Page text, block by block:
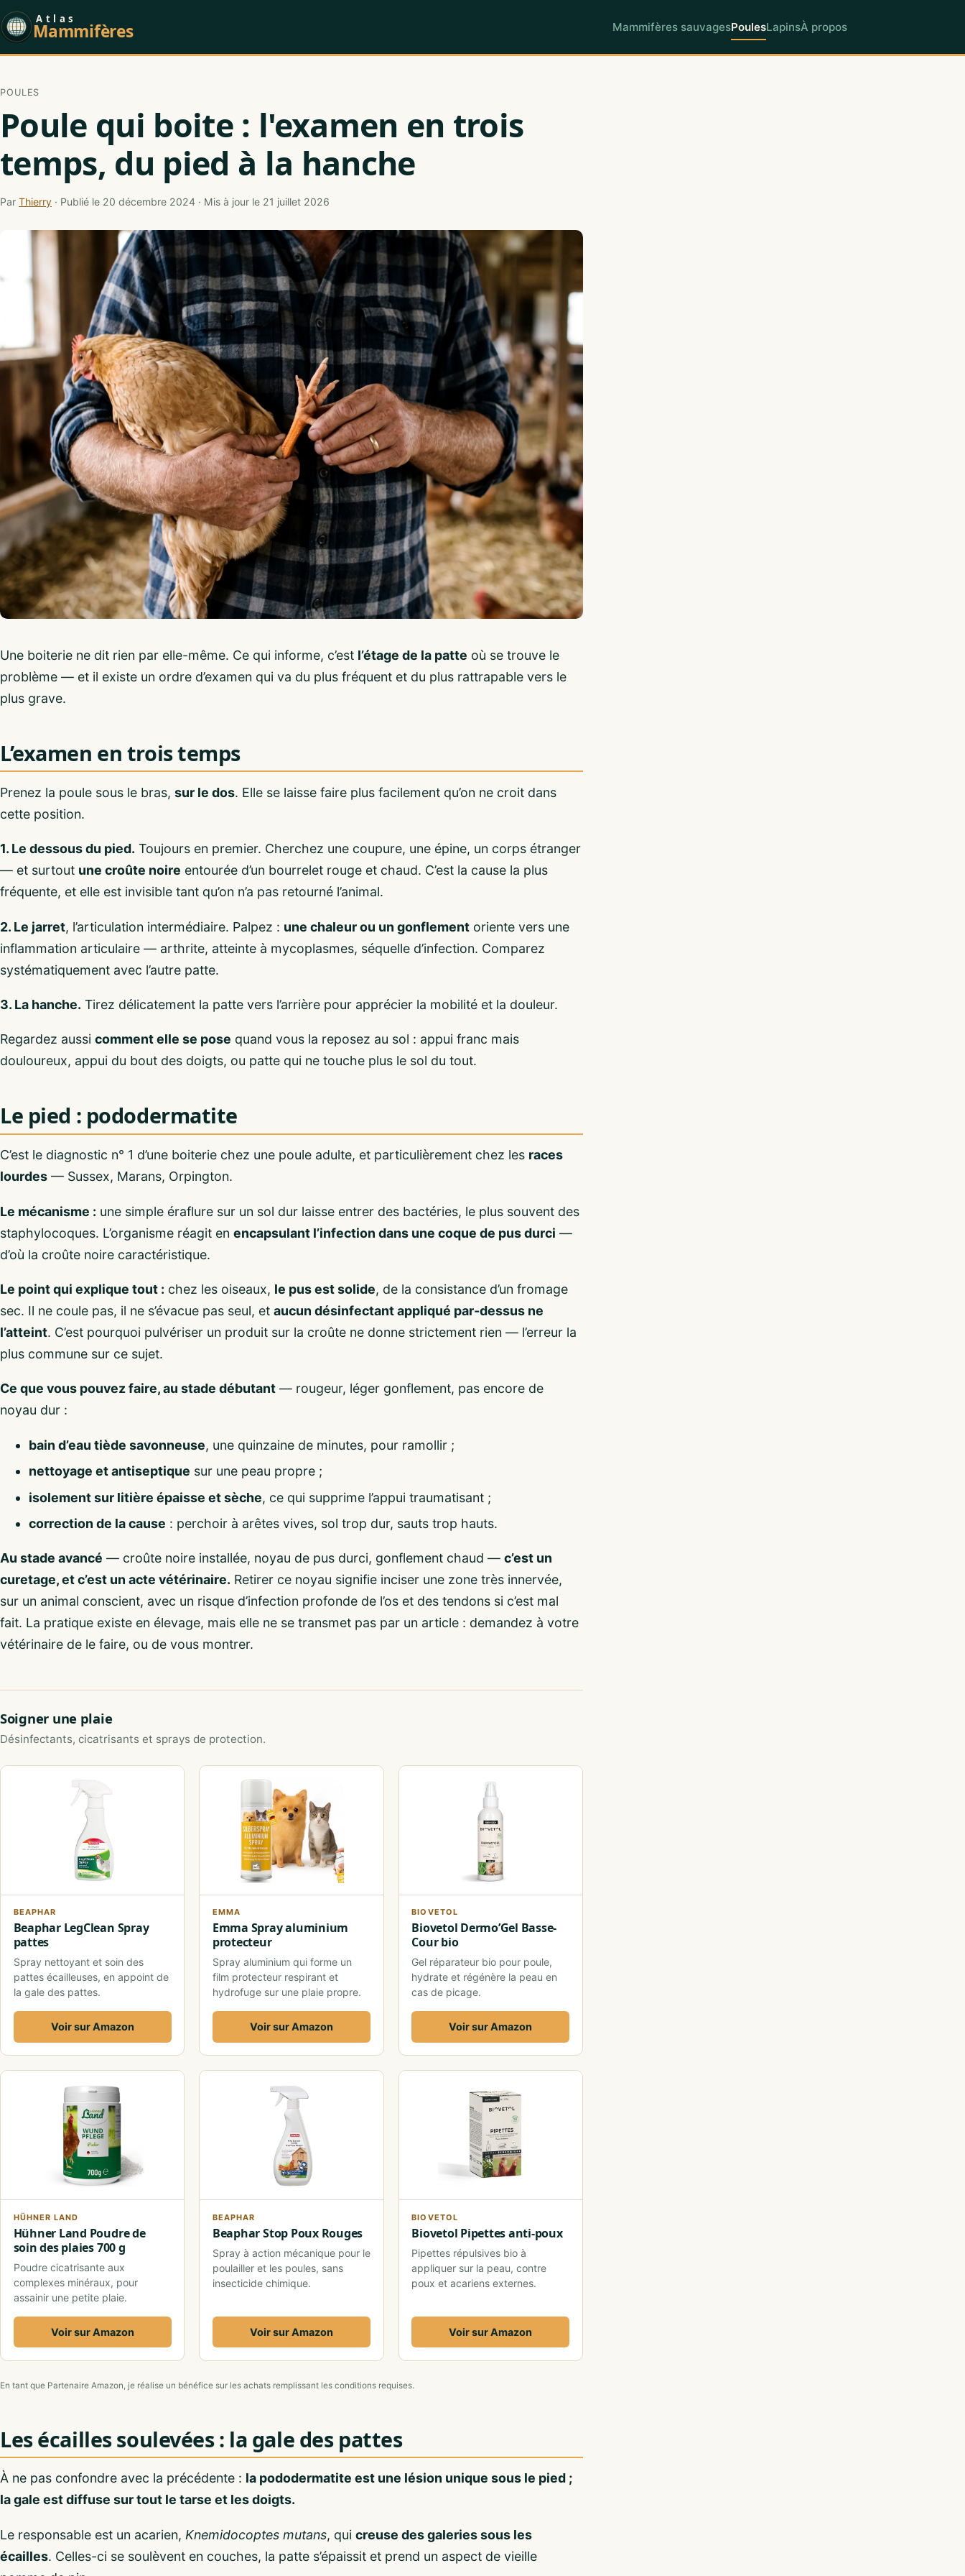
Atlas
Mammifères Mammifères sauvagesPoulesLapinsÀ propos
POULES
Poule qui boite : l'examen en trois
temps, du pied à la hanche
Par Thierry · Publié le 20 décembre 2024 · Mis à jour le 21 juillet 2026
Une boiterie ne dit rien par elle-même. Ce qui informe, c’est l’étage de la patte où se trouve le
problème — et il existe un ordre d’examen qui va du plus fréquent et du plus rattrapable vers le
plus grave.
L’examen en trois temps
Prenez la poule sous le bras, sur le dos. Elle se laisse faire plus facilement qu’on ne croit dans
cette position.
1. Le dessous du pied. Toujours en premier. Cherchez une coupure, une épine, un corps étranger
— et surtout une croûte noire entourée d’un bourrelet rouge et chaud. C’est la cause la plus
fréquente, et elle est invisible tant qu’on n’a pas retourné l’animal.
2. Le jarret, l’articulation intermédiaire. Palpez : une chaleur ou un gonflement oriente vers une
inflammation articulaire — arthrite, atteinte à mycoplasmes, séquelle d’infection. Comparez
systématiquement avec l’autre patte.
3. La hanche. Tirez délicatement la patte vers l’arrière pour apprécier la mobilité et la douleur.
Regardez aussi comment elle se pose quand vous la reposez au sol : appui franc mais
douloureux, appui du bout des doigts, ou patte qui ne touche plus le sol du tout.
Le pied : pododermatite
C’est le diagnostic n° 1 d’une boiterie chez une poule adulte, et particulièrement chez les races
lourdes — Sussex, Marans, Orpington.
Le mécanisme : une simple éraflure sur un sol dur laisse entrer des bactéries, le plus souvent des
staphylocoques. L’organisme réagit en encapsulant l’infection dans une coque de pus durci —
d’où la croûte noire caractéristique.
Le point qui explique tout : chez les oiseaux, le pus est solide, de la consistance d’un fromage
sec. Il ne coule pas, il ne s’évacue pas seul, et aucun désinfectant appliqué par-dessus ne
l’atteint. C’est pourquoi pulvériser un produit sur la croûte ne donne strictement rien — l’erreur la
plus commune sur ce sujet.
Ce que vous pouvez faire, au stade débutant — rougeur, léger gonflement, pas encore de
noyau dur :
bain d’eau tiède savonneuse, une quinzaine de minutes, pour ramollir ;
nettoyage et antiseptique sur une peau propre ;
isolement sur litière épaisse et sèche, ce qui supprime l’appui traumatisant ;
correction de la cause : perchoir à arêtes vives, sol trop dur, sauts trop hauts.
Au stade avancé — croûte noire installée, noyau de pus durci, gonflement chaud — c’est un
curetage, et c’est un acte vétérinaire. Retirer ce noyau signifie inciser une zone très innervée,
sur un animal conscient, avec un risque d’infection profonde de l’os et des tendons si c’est mal
fait. La pratique existe en élevage, mais elle ne se transmet pas par un article : demandez à votre
vétérinaire de le faire, ou de vous montrer.
Soigner une plaie
Désinfectants, cicatrisants et sprays de protection.
BEAPHAR
Beaphar LegClean Spray
pattes
Spray nettoyant et soin des
pattes écailleuses, en appoint de
la gale des pattes.
Voir sur Amazon
EMMA
Emma Spray aluminium
protecteur
Spray aluminium qui forme un
film protecteur respirant et
hydrofuge sur une plaie propre.
Voir sur Amazon
BIOVETOL
Biovetol Dermo’Gel Basse-
Cour bio
Gel réparateur bio pour poule,
hydrate et régénère la peau en
cas de picage.
Voir sur Amazon
HÜHNER LAND
Hühner Land Poudre de
soin des plaies 700 g
Poudre cicatrisante aux
complexes minéraux, pour
assainir une petite plaie.
Voir sur Amazon
BEAPHAR
Beaphar Stop Poux Rouges
Spray à action mécanique pour le
poulailler et les poules, sans
insecticide chimique.
Voir sur Amazon
BIOVETOL
Biovetol Pipettes anti-poux
Pipettes répulsives bio à
appliquer sur la peau, contre
poux et acariens externes.
Voir sur Amazon
En tant que Partenaire Amazon, je réalise un bénéfice sur les achats remplissant les conditions requises.
Les écailles soulevées : la gale des pattes
À ne pas confondre avec la précédente : la pododermatite est une lésion unique sous le pied ;
la gale est diffuse sur tout le tarse et les doigts.
Le responsable est un acarien, Knemidocoptes mutans, qui creuse des galeries sous les
écailles. Celles-ci se soulèvent en couches, la patte s’épaissit et prend un aspect de vieille